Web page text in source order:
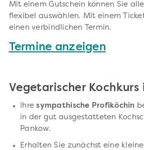
Mit einem Gutschein können Sie
flexibel auswählen. Mit einem
einen verbindlichen Termin.
Termine anzeigen
Vegetarischer Kochkurs
Ihresympathische Profiköchin
in der gut ausgestatteten
Pankow.
Erhalten Sie zunächst eine